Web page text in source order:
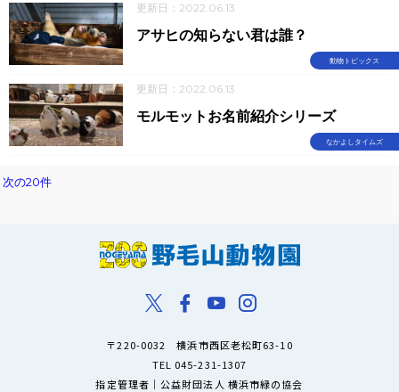
更新日：2022.06.13
動物トピックス
アサヒの知らない君は誰？
更新日：2022.06.13
なかよしタイムズ
モルモットお名前紹介シリーズ
次の20件
〒220-0032 横浜市西区老松町63-10
TEL 045-231-1307
指定管理者｜公益財団法人 横浜市緑の協会